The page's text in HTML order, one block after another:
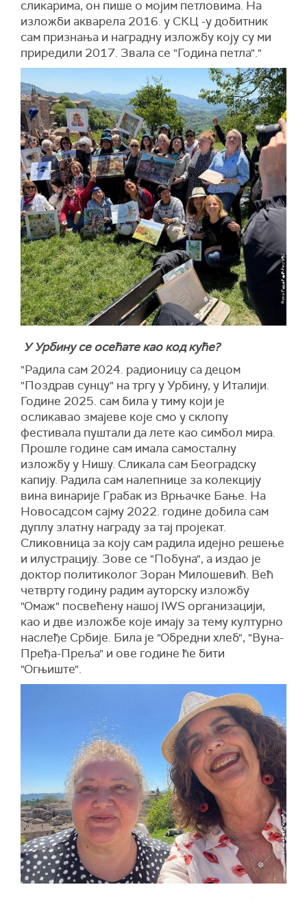
сликарима, он пише о мојим петловима. На
изложби акварела 2016. у СКЦ -у добитник
сам признања и наградну изложбу коју су ми
приредили 2017. Звала се "Година петла"."
У Урбину се осећате као код куће?
"Радила сам 2024. радионицу са децом
"Поздрав сунцу" на тргу у Урбину, у Италији.
Године 2025. сам била у тиму који је
осликавао змајеве које смо у склопу
фестивала пуштали да лете као симбол мира.
Прошле године сам имала самосталну
изложбу у Нишу. Сликала сам Београдску
капију. Радила сам налепнице за колекцију
вина винарије Грабак из Врњачке Бање. На
Новосадсом сајму 2022. године добила сам
дуплу златну награду за тај пројекат.
Сликовница за коју сам радила идејно решење
и илустрацију. Зове се "Побуна", а издао је
доктор политиколог Зоран Милошевић. Већ
четврту годину радим ауторску изложбу
"Омаж" посвећену нашој IWS организацији,
као и две изложбе које имају за тему културно
наслеђе Србије. Била је "Обредни хлеб", "Вуна-
Пређа-Преља" и ове године ће бити
"Огњиште".